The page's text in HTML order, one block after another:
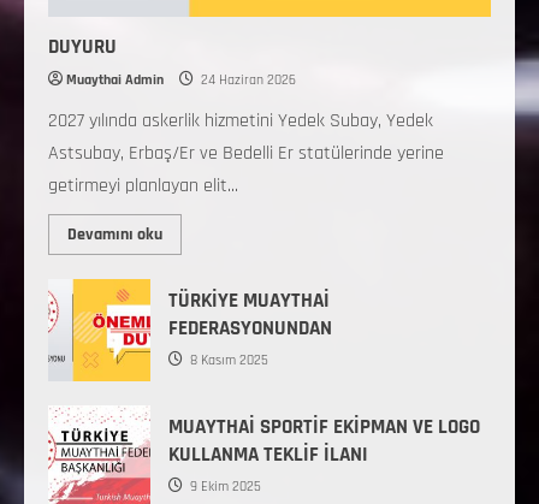
DUYURU
Muaythai Admin 24 Haziran 2026
2027 yılında askerlik hizmetini Yedek Subay, Yedek
Astsubay, Erbaş/Er ve Bedelli Er statülerinde yerine
getirmeyi planlayan elit...
Devamını oku
TÜRKİYE MUAYTHAİ
FEDERASYONUNDAN
8 Kasım 2025
MUAYTHAİ SPORTİF EKİPMAN VE LOGO
KULLANMA TEKLİF İLANI
9 Ekim 2025